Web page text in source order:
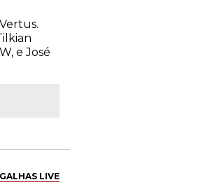
e José
LIVE